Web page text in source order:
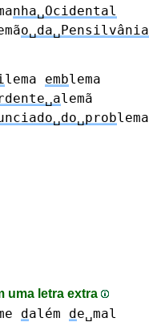
nha␣Ocidental
o␣da␣Pensilvânia
lema emblema
lemã
lema
uma letra extra
dalém de␣mal